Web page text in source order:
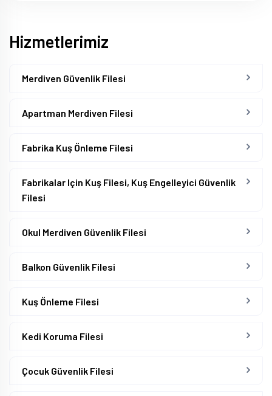
Hizmetlerimiz
Merdiven Güvenlik Filesi
Apartman Merdiven Filesi
Fabrika Kuş Önleme Filesi
Fabrikalar Için Kuş Filesi, Kuş Engelleyici Güvenlik
Filesi
Okul Merdiven Güvenlik Filesi
Balkon Güvenlik Filesi
Kuş Önleme Filesi
Kedi Koruma Filesi
Çocuk Güvenlik Filesi